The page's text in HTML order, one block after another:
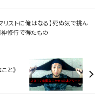
リストに俺はなる】死ぬ気で挑ん
修行で得たもの
と》